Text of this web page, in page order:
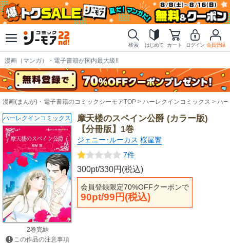
検索 はじめて カート ログイン 会員登録
漫画（マンガ）・電子書籍が国内最大級!!
漫画(まんが)・電子書籍のコミックシーモアTOP ハーレクインコミックス ハ
摩天楼のスペイン公爵 (カラー版)
【分冊版】1巻
ジェニー･ルーカス 桜屋響
7件
300pt/330円(税込)
会員登録限定70%OFFクーポンで
90pt/99円(税込)
ハーレクインコミックス
2巻完結
この作品の注意事項